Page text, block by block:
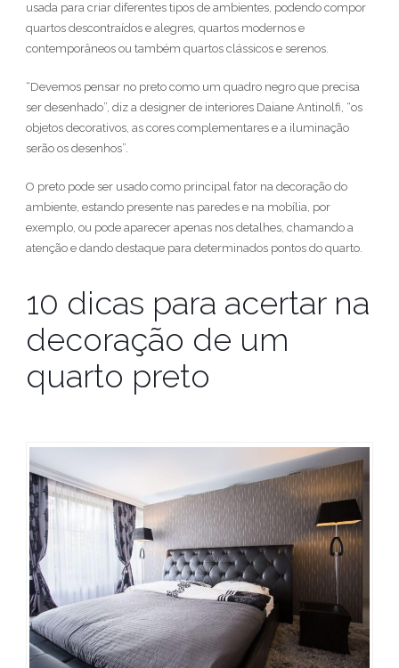
usada para criar diferentes tipos de ambientes, podendo compor
quartos descontraídos e alegres, quartos modernos e
contemporâneos ou também quartos clássicos e serenos.
“Devemos pensar no preto como um quadro negro que precisa
ser desenhado”, diz a designer de interiores Daiane Antinolfi, “os
objetos decorativos, as cores complementares e a iluminação
serão os desenhos”.
O preto pode ser usado como principal fator na decoração do
ambiente, estando presente nas paredes e na mobília, por
exemplo, ou pode aparecer apenas nos detalhes, chamando a
atenção e dando destaque para determinados pontos do quarto.
10 dicas para acertar na
decoração de um
quarto preto